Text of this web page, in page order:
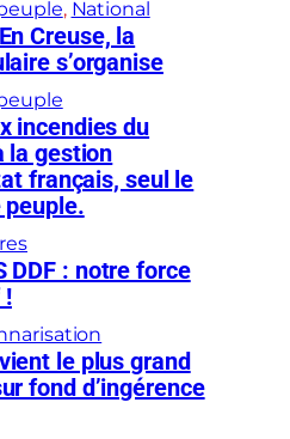
, National
Creuse, la
s’organise
incendies du
la gestion
français, seul le
peuple.
DDF : notre force
!
le plus grand
fond d’ingérence